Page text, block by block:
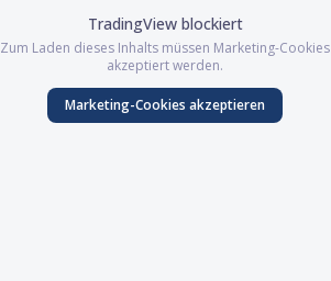
TradingViewblockiert
Zum Laden dieses Inhalts müssen Marketing-Cookies
akzeptiert werden.
Marketing-Cookies akzeptieren